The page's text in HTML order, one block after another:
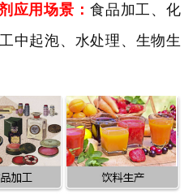
应用场景： 食品加工、化
中起泡、水处理、生物生